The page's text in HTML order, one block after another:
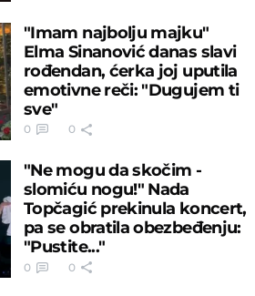
"Imam najbolju majku"
Elma Sinanović danas slavi
rođendan, ćerka joj uputila
emotivne reči: "Dugujem ti
sve"
0 0
"Ne mogu da skočim -
slomiću nogu!" Nada
Topčagić prekinula koncert,
pa se obratila obezbeđenju:
"Pustite..."
0 0